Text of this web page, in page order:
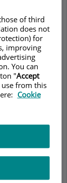
avanzada,
con la
y
pacientes.
of third
does not
for
improving
You can
"Accept
from this
Cookie